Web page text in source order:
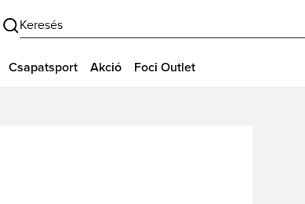
Keresés
Csapatsport Akció Foci Outlet